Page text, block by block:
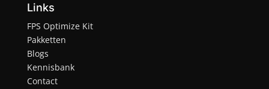
Links
FPS Optimize Kit
Pakketten
Blogs
Kennisbank
Contact